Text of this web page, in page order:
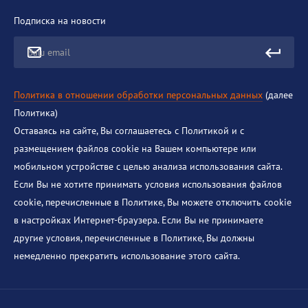
Подписка на новости
Ваш email
Политика в отношении обработки персональных данных (далее
Политика)
Оставаясь на сайте, Вы соглашаетесь с Политикой и с
размещением файлов cookie на Вашем компьютере или
мобильном устройстве с целью анализа использования сайта.
Если Вы не хотите принимать условия использования файлов
cookie, перечисленные в Политике, Вы можете отключить cookie
в настройках Интернет-браузера. Если Вы не принимаете
другие условия, перечисленные в Политике, Вы должны
немедленно прекратить использование этого сайта.